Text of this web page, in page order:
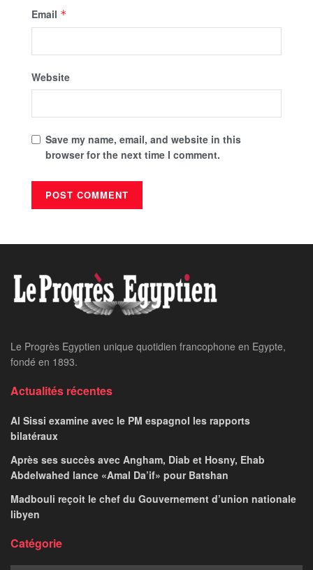
Email *
Website
Save my name, email, and website in this
browser for the next time I comment.
Le Progrès Egyptien unique quotidien francophone en Egypte,
fondé en 1893.
Actualités récentes
Al Sissi examine avec le PM espagnol les rapports
bilatéraux
Après ses succès avec Angham, Diab et Hosny, Ehab
Abdelwahed lance «Amal Da’if» pour Batshan
Madbouli reçoit le chef du Gouvernement d’union nationale
libyen
Catégorie